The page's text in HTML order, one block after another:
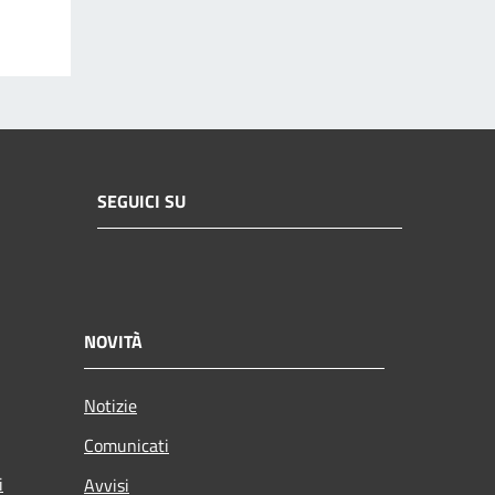
SEGUICI SU
NOVITÀ
Notizie
Comunicati
Avvisi